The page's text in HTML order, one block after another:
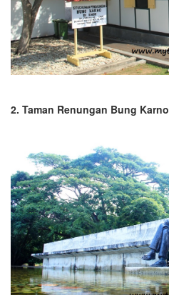
2. Taman Renungan Bung Karno